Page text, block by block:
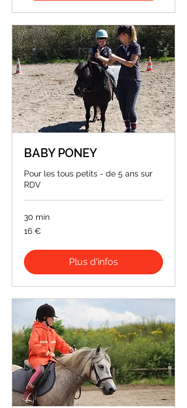
BABY PONEY
Pour les tous petits - de 5 ans sur
RDV
30 min
16
euros
16 €
Plus d'infos